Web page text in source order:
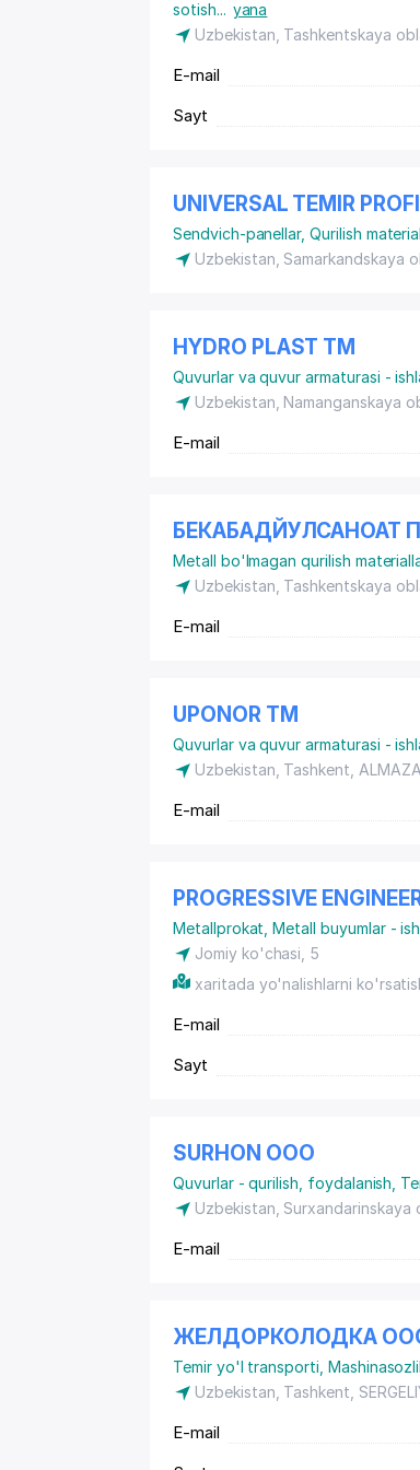
sotish... yana
Uzbekistan, Tashkentskaya
E-mail
Sayt
UNIVERSAL TEMIR
Sendvich-panellar,Qurilish
Uzbekistan, Samarkandskaya
HYDRO PLAST ТМ
Quvurlar va quvur armaturasi -
Uzbekistan, Namanganskaya
E-mail
БЕКАБАДЙУЛСАНОАТ
Metall bo'lmagan qurilish
Uzbekistan, Tashkentskaya
E-mail
UPONOR ТМ
Quvurlar va quvur armaturasi -
Uzbekistan, Tashkent,
E-mail
PROGRESSIVE
Metallprokat ,Metall buyumlar -
Jomiy ko'chasi, 5
xaritada yo'nalishlarni
E-mail
Sayt
SURHON ООО
Quvurlar - qurilish, foydalanish
Uzbekistan, Surxandarinskaya
E-mail
ЖЕЛДОРКОЛОДКА
Temir yo'l transporti
Uzbekistan, Tashkent,
E-mail